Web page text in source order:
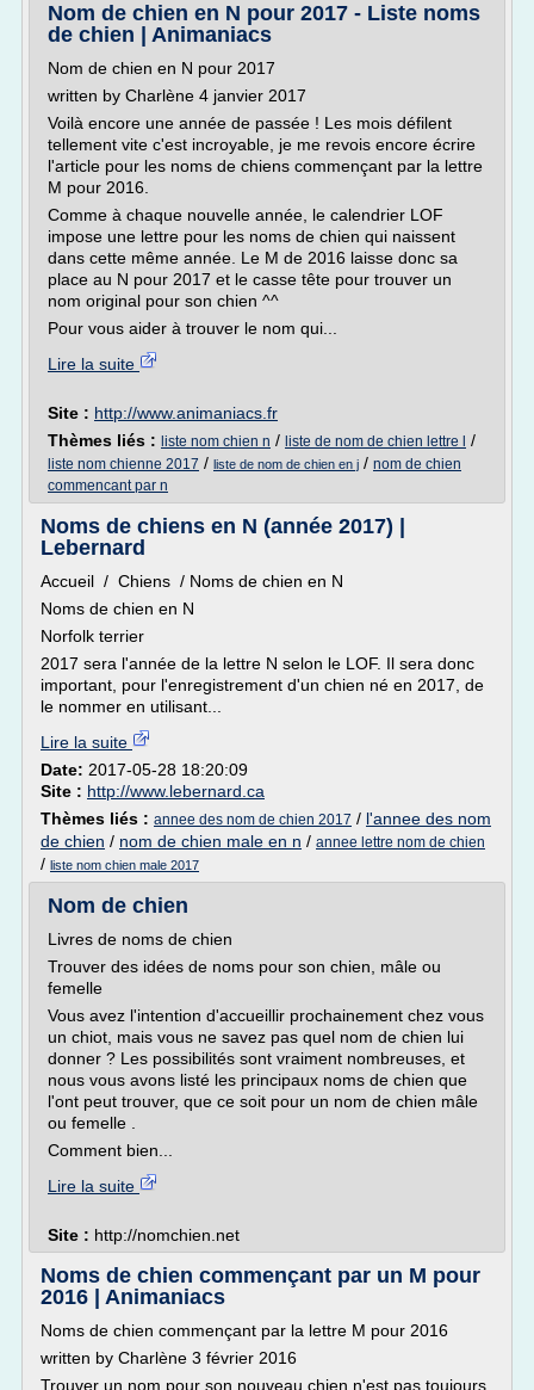
Nom de chien en N pour 2017 - Liste noms
de chien | Animaniacs
Nom de chien en N pour 2017
written by Charlène 4 janvier 2017
Voilà encore une année de passée ! Les mois défilent
tellement vite c'est incroyable, je me revois encore écrire
l'article pour les noms de chiens commençant par la lettre
M pour 2016.
Comme à chaque nouvelle année, le calendrier LOF
impose une lettre pour les noms de chien qui naissent
dans cette même année. Le M de 2016 laisse donc sa
place au N pour 2017 et le casse tête pour trouver un
nom original pour son chien ^^
Pour vous aider à trouver le nom qui...
Lire la suite
Site : http://www.animaniacs.fr
Thèmes liés : liste nom chien n / liste de nom de chien lettre l /
liste nom chienne 2017 / liste de nom de chien en j / nom de chien
commencant par n
Noms de chiens en N (année 2017) |
Lebernard
Accueil / Chiens / Noms de chien en N
Noms de chien en N
Norfolk terrier
2017 sera l'année de la lettre N selon le LOF. Il sera donc
important, pour l'enregistrement d'un chien né en 2017, de
le nommer en utilisant...
Lire la suite
Date: 2017-05-28 18:20:09
Site : http://www.lebernard.ca
Thèmes liés : annee des nom de chien 2017 / l'annee des nom
de chien / nom de chien male en n / annee lettre nom de chien
/ liste nom chien male 2017
Nom de chien
Livres de noms de chien
Trouver des idées de noms pour son chien, mâle ou
femelle
Vous avez l'intention d'accueillir prochainement chez vous
un chiot, mais vous ne savez pas quel nom de chien lui
donner ? Les possibilités sont vraiment nombreuses, et
nous vous avons listé les principaux noms de chien que
l'ont peut trouver, que ce soit pour un nom de chien mâle
ou femelle .
Comment bien...
Lire la suite
Site : http://nomchien.net
Noms de chien commençant par un M pour
2016 | Animaniacs
Noms de chien commençant par la lettre M pour 2016
written by Charlène 3 février 2016
Trouver un nom pour son nouveau chien n'est pas toujours